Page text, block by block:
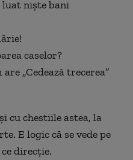
luat niște bani
caselor?
„Cedează trecerea”
cu chestiile astea, la
E logic că se vede pe
direcție.